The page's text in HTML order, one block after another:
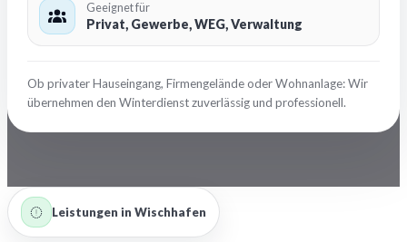
Geeignet für
Privat, Gewerbe, WEG, Verwaltung
Ob privater Hauseingang, Firmengelände oder Wohnanlage: Wir
übernehmen den Winterdienst zuverlässig und professionell.
Leistungen in Wischhafen